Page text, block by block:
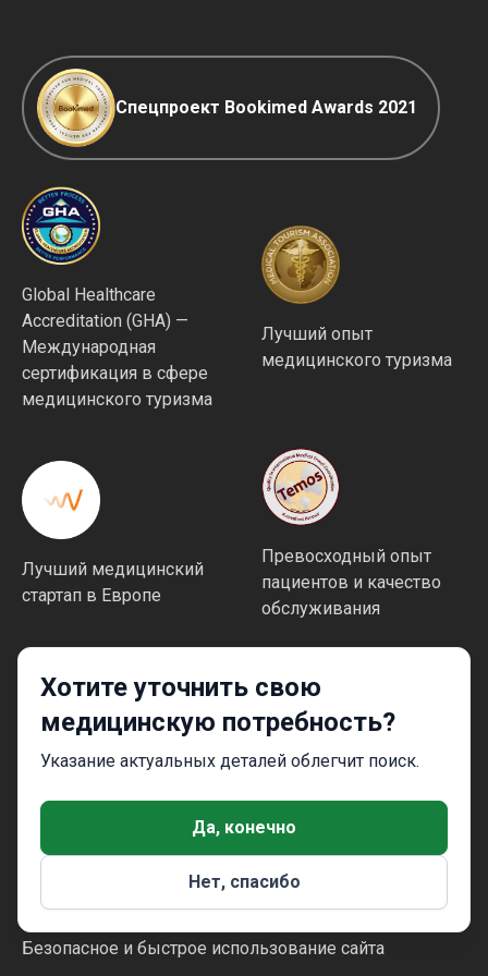
Хотите уточнить свою
медицинскую потребность?
Указание актуальных деталей облегчит поиск.
Да, конечно
Нет, спасибо
Спецпроект Bookimed Awards 2021
Global Healthcare
Accreditation (GHA) —
Международная
сертификация в сфере
медицинского туризма
Лучший опыт
медицинского туризма
Лучший медицинский
стартап в Европе
Превосходный опыт
пациентов и качество
обслуживания
Высокие стандарты
Безопасное и быстрое использование сайта